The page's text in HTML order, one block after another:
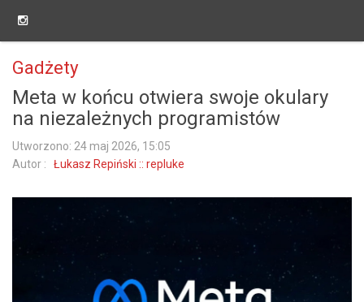
Gadżety
Meta w końcu otwiera swoje okulary
na niezależnych programistów
Utworzono: 24 maj 2026, 15:05
Autor : Łukasz Repiński :: repluke